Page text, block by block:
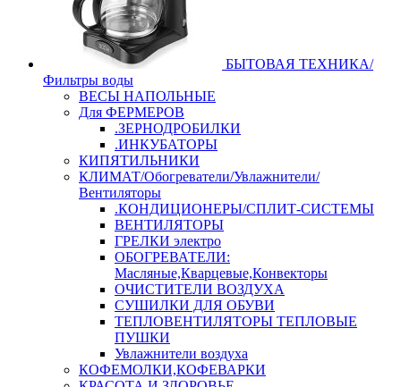
БЫТОВАЯ ТЕХНИКА/
Фильтры воды
ВЕСЫ НАПОЛЬНЫЕ
Для ФЕРМЕРОВ
.ЗЕРНОДРОБИЛКИ
.ИНКУБАТОРЫ
КИПЯТИЛЬНИКИ
КЛИМАТ/Обогреватели/Увлажнители/
Вентиляторы
.КОНДИЦИОНЕРЫ/СПЛИТ-СИСТЕМЫ
ВЕНТИЛЯТОРЫ
ГРЕЛКИ электро
ОБОГРЕВАТЕЛИ:
Масляные,Кварцевые,Конвекторы
ОЧИСТИТЕЛИ ВОЗДУХА
СУШИЛКИ ДЛЯ ОБУВИ
ТЕПЛОВЕНТИЛЯТОРЫ ТЕПЛОВЫЕ
ПУШКИ
Увлажнители воздуха
КОФЕМОЛКИ,КОФЕВАРКИ